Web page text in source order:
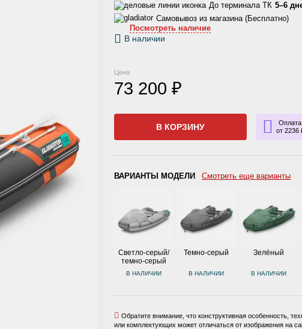
До терминала ТК 5–6
Самовывоз из магазина (Бесплатно)
Посмотреть наличие
В наличии
Цена
73 200 ₽
В КОРЗИНУ
от
ВАРИАНТЫ МОДЕЛИ Смотреть еще варианты
Светло-серый/
темно-серый
В НАЛИЧИИ
Темно-серый
В НАЛИЧИИ
Зелёный
В НАЛИЧИИ
Обратите внимание, что конструктивная особенность,
или комплектующих может отличаться от изображения на